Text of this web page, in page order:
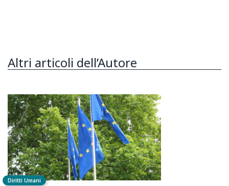
Altri articoli dell’Autore
Diritti Umani